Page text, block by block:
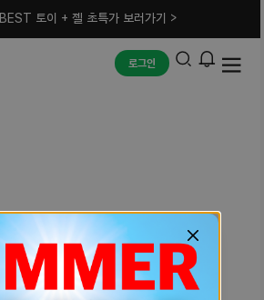
BEST 토이 + 젤 초특가 보러가기 >
로그인
예상치 못한 에러입니다.